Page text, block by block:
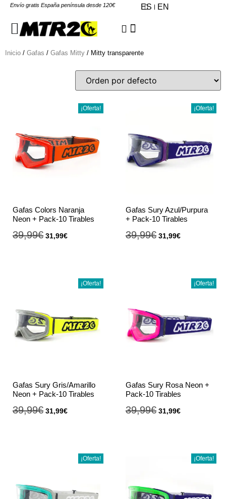
Envío gratis España península desde 120€ ES EN
Inicio / Gafas / Gafas Mitty / Mitty transparente
¡Oferta!
Gafas Colors Naranja
Neon + Pack-10 Tirables
39,99€ 31,99€
¡Oferta!
Gafas Sury Azul/Purpura
+ Pack-10 Tirables
39,99€ 31,99€
¡Oferta!
Gafas Sury Gris/Amarillo
Neon + Pack-10 Tirables
39,99€ 31,99€
¡Oferta!
Gafas Sury Rosa Neon +
Pack-10 Tirables
39,99€ 31,99€
¡Oferta! ¡Oferta!